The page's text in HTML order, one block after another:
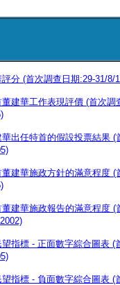
分 (首次調查日期:29-31/8/
建華工作表現評價 (首次
出任特首的假設投票結果
建華施政方針的滿意程度
建華施政報告的滿意程度
望指標 - 正面數字綜合圖表
望指標 - 負面數字綜合圖表